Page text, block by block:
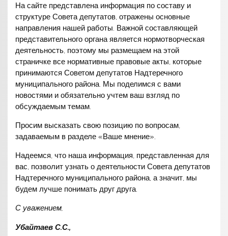
На сайте представлена информация по составу и
структуре Совета депутатов, отражены основные
направления нашей работы. Важной составляющей
представительного органа является нормотворческая
деятельность, поэтому мы размещаем на этой
страничке все нормативные правовые акты, которые
принимаются Советом депутатов Надтеречного
муниципального района. Мы поделимся с вами
новостями и обязательно учтем ваш взгляд по
обсуждаемым темам.
Просим высказать свою позицию по вопросам,
задаваемым в разделе «Ваше мнение».
Надеемся, что наша информация, представленная для
вас, позволит узнать о деятельности Совета депутатов
Надтеречного муниципального района, а значит, мы
будем лучше понимать друг друга.
С уважением,
Убайтаев С.С.,